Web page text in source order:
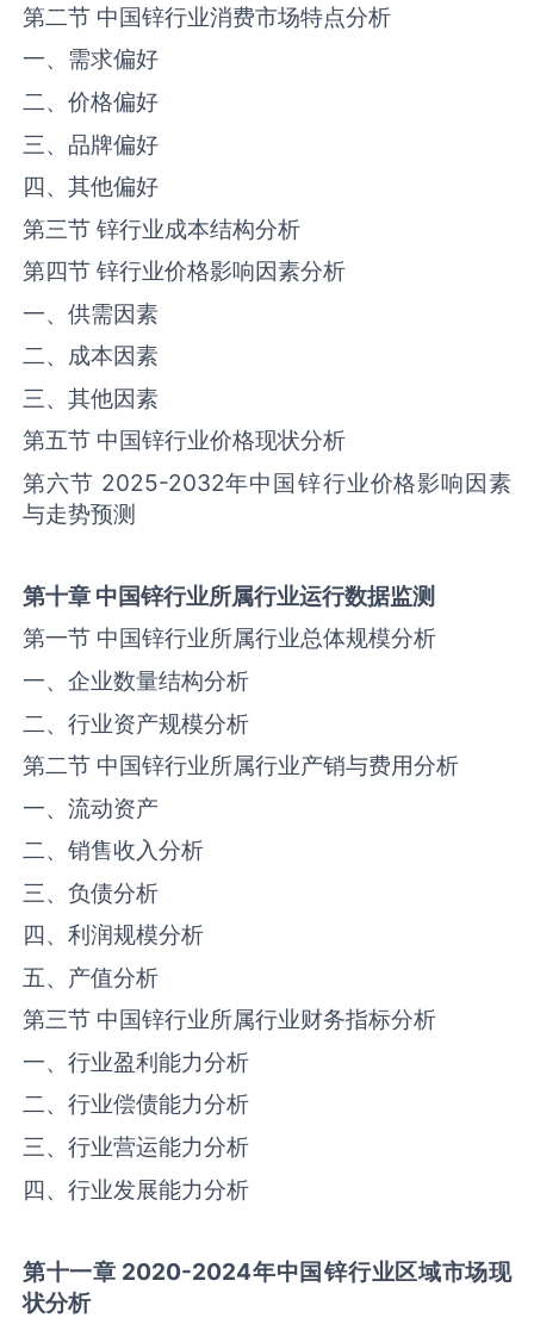
第二节 中国‌锌‌行业消费市场特点分析
一、需求偏好
二、价格偏好
三、品牌偏好
四、其他偏好
第三节 ‌锌‌行业成本结构分析
第四节 ‌锌‌行业价格影响因素分析
一、供需因素
二、成本因素
三、其他因素
第五节 中国‌锌‌行业价格现状分析
第六节 2025-2032年中国‌锌‌行业价格影响因素
与走势预测
第十章 中国锌行业所属行业运行数据监测
第一节 中国‌锌‌行业所属行业总体规模分析
一、企业数量结构分析
二、行业资产规模分析
第二节 中国‌锌‌行业所属行业产销与费用分析
一、流动资产
二、销售收入分析
三、负债分析
四、利润规模分析
五、产值分析
第三节 中国‌锌‌行业所属行业财务指标分析
一、行业盈利能力分析
二、行业偿债能力分析
三、行业营运能力分析
四、行业发展能力分析
第十一章 2020-2024年中国锌行业区域市场现
状分析